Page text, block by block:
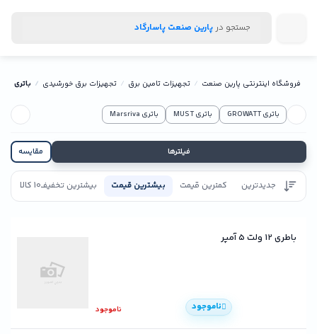
جستجو در پارین صنعت پاسارگاد
فروشگاه اینترنتی پارین صنعت تجهیزات تامین برق تجهیزات برق خورشیدی باتری
باتری GROWATT باتری MUST باتری Marsriva
فیلترها مقایسه
جدیدترین کمترین قیمت بیشترین قیمت بیشترین تخفیف10 کالا
باطری 12 ولت 5 آمپر
ناموجود ناموجود